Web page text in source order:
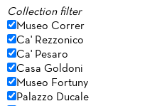
Collection filter
Museo Correr
Ca' Rezzonico
Ca' Pesaro
Casa Goldoni
Museo Fortuny
Palazzo Ducale